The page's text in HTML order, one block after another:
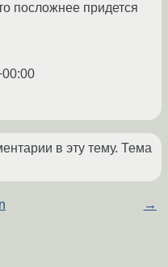
посложнее придется
в эту тему. Тема
→